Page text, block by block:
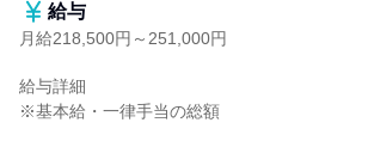
給与
月給218,500円～251,000円
給与詳細
※基本給・一律手当の総額